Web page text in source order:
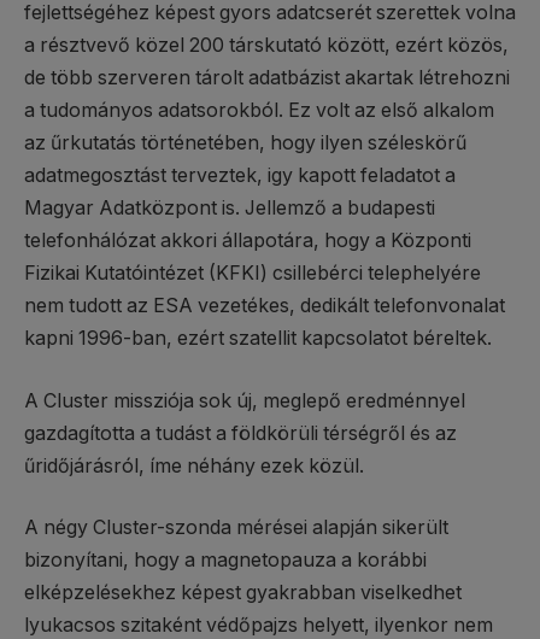
fejlettségéhez képest gyors adatcserét szerettek volna
a résztvevő közel 200 társkutató között, ezért közös,
de több szerveren tárolt adatbázist akartak létrehozni
a tudományos adatsorokból. Ez volt az első alkalom
az űrkutatás történetében, hogy ilyen széleskörű
adatmegosztást terveztek, igy kapott feladatot a
Magyar Adatközpont is. Jellemző a budapesti
telefonhálózat akkori állapotára, hogy a Központi
Fizikai Kutatóintézet (KFKI) csillebérci telephelyére
nem tudott az ESA vezetékes, dedikált telefonvonalat
kapni 1996-ban, ezért szatellit kapcsolatot béreltek.
A Cluster missziója sok új, meglepő eredménnyel
gazdagította a tudást a földkörüli térségről és az
űridőjárásról, íme néhány ezek közül.
A négy Cluster-szonda mérései alapján sikerült
bizonyítani, hogy a magnetopauza a korábbi
elképzelésekhez képest gyakrabban viselkedhet
lyukacsos szitaként védőpajzs helyett, ilyenkor nem